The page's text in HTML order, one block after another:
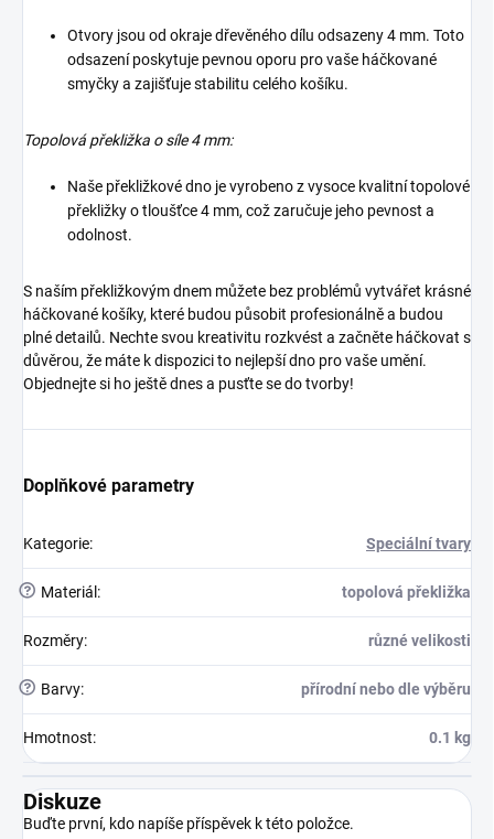
Otvory jsou od okraje dřevěného dílu odsazeny 4 mm. Toto
odsazení poskytuje pevnou oporu pro vaše háčkované
smyčky a zajišťuje stabilitu celého košíku.
Topolová překližka o síle 4 mm:
Naše překližkové dno je vyrobeno z vysoce kvalitní topolové
překližky o tloušťce 4 mm, což zaručuje jeho pevnost a
odolnost.
S naším překližkovým dnem můžete bez problémů vytvářet krásné
háčkované košíky, které budou působit profesionálně a budou
plné detailů. Nechte svou kreativitu rozkvést a začněte háčkovat s
důvěrou, že máte k dispozici to nejlepší dno pro vaše umění.
Objednejte si ho ještě dnes a pusťte se do tvorby!
Doplňkové parametry
Kategorie: Speciální tvary
? Materiál : topolová překližka
Rozměry: různé velikosti
? Barvy: přírodní nebo dle výběru
Hmotnost: 0.1 kg
Diskuze
Buďte první, kdo napíše příspěvek k této položce.